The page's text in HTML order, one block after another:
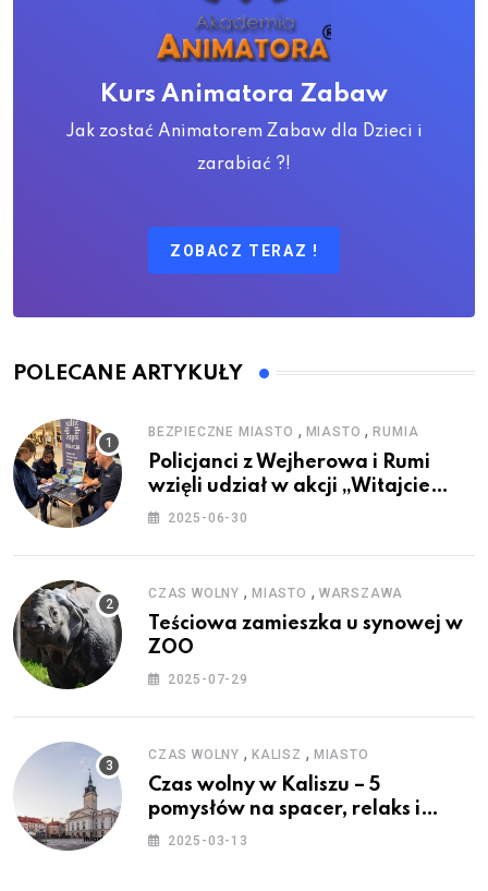
Kurs Animatora Zabaw
Jak zostać Animatorem Zabaw dla Dzieci i
zarabiać ?!
ZOBACZ TERAZ !
POLECANE ARTYKUŁY
BEZPIECZNE MIASTO , MIASTO ,RUMIA
Policjanci z Wejherowa i Rumi
wzięli udział w akcji „Witajcie
Wakacje”
2025-06-30
CZAS WOLNY , MIASTO , WARSZAWA
Teściowa zamieszka u synowej w
ZOO
2025-07-29
CZAS WOLNY , KALISZ , MIASTO
Czas wolny w Kaliszu – 5
pomysłów na spacer, relaks i
rodzinne atrakcje
2025-03-13